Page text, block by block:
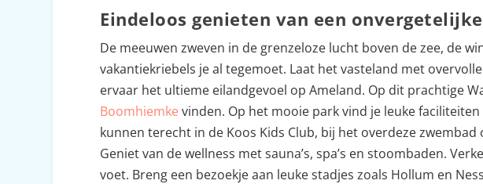
Eindeloos genieten van een
De meeuwen zweven in de grenzeloze lucht boven de zee, de
vakantiekriebels je al tegemoet. Laat het vasteland met
ervaar het ultieme eilandgevoel op Ameland. Op dit prachtige
Boomhiemke vinden. Op het mooie park vind je leuke
kunnen terecht in de Koos Kids Club, bij het overdeze
Geniet van de wellness met sauna’s, spa’s en stoombaden.
voet. Breng een bezoekje aan leuke stadjes zoals Hollum en